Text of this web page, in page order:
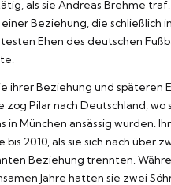
als sie Andreas Brehme
Beziehung, die schließlich
Ehen des deutschen
ihrer Beziehung und späteren
zog Pilar nach Deutschland, wo
in München ansässig wurden.
bis 2010, als sie sich nach über
Beziehung trennten.
Jahre hatten sie zwei